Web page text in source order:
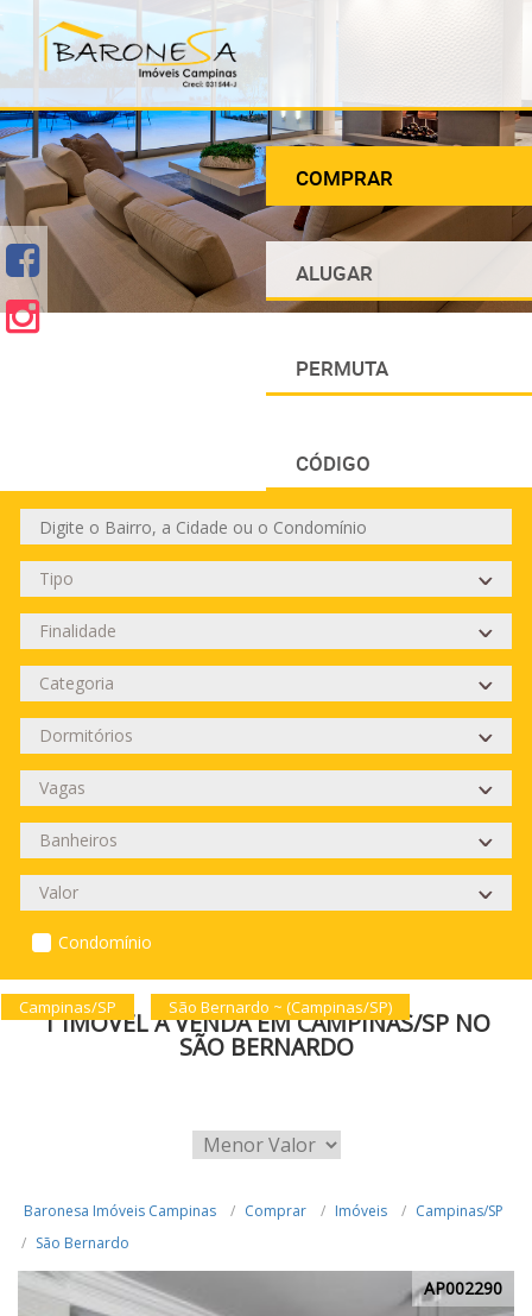
COMPRAR
ALUGAR
PERMUTA
CÓDIGO
Condomínio
Campinas/SP São Bernardo ~ (Campinas/SP)
1 IMÓVEL À VENDA EM CAMPINAS/SP NO
SÃO BERNARDO
Baronesa Imóveis Campinas Comprar Imóveis
Campinas/SP
São Bernardo
AP002290